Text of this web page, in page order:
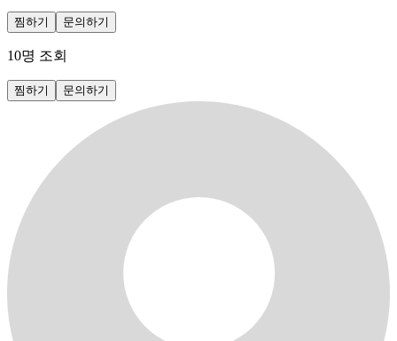
찜하기 문의하기
10명 조회
찜하기 문의하기